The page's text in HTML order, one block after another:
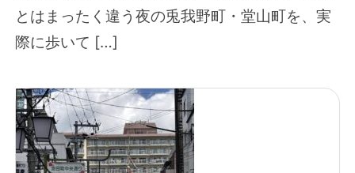
とはまったく違う夜の兎我野町・堂山町を、実
際に歩いて […]